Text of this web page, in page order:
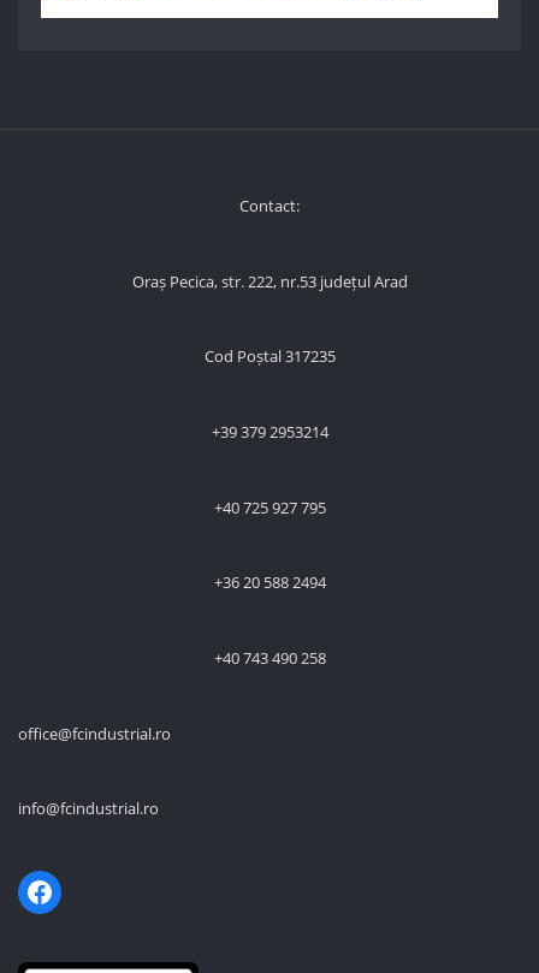
Contact:
Oraș Pecica, str. 222, nr.53 județul Arad
Cod Poștal 317235
+39 379 2953214
+40 725 927 795
+36 20 588 2494
+40 743 490 258
office@fcindustrial.ro
info@fcindustrial.ro
Facebook